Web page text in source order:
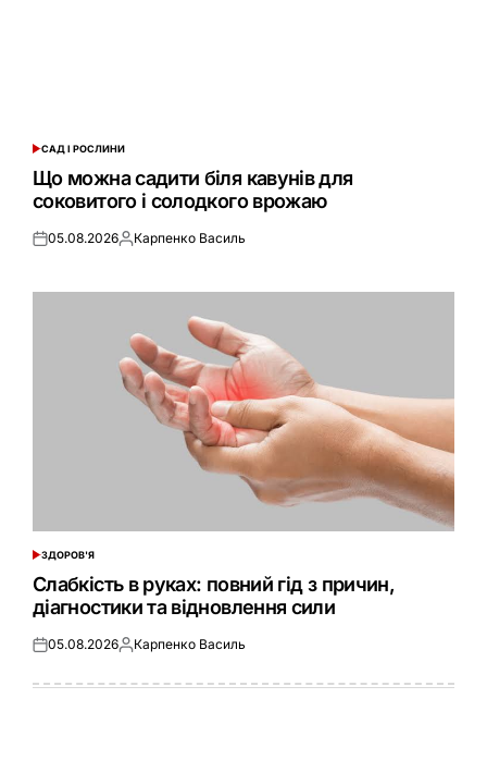
ОПУБЛІКУВАТИ
У
САД І РОСЛИНИ
Що можна садити біля кавунів для
соковитого і солодкого врожаю
Оприлюднено
05.08.2026Опубліковано
Карпенко Василь
ОПУБЛІКУВАТИ
У
ЗДОРОВ'Я
Слабкість в руках: повний гід з причин,
діагностики та відновлення сили
Оприлюднено
05.08.2026Опубліковано
Карпенко Василь